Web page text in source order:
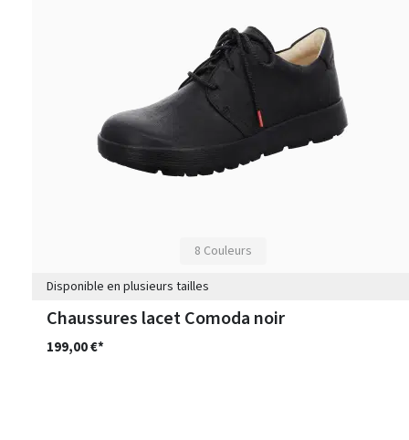
8 Couleurs
Disponible en plusieurs tailles
Chaussures lacet Comoda noir
199,00 €*